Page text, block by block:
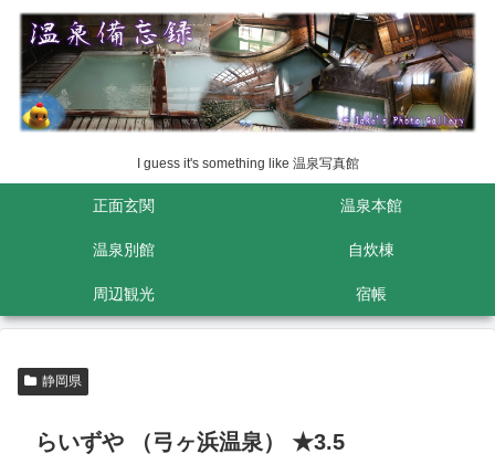
I guess it's something like 温泉写真館
正面玄関 温泉本館
温泉別館 自炊棟
周辺観光 宿帳
静岡県
らいずや （弓ヶ浜温泉） ★3.5